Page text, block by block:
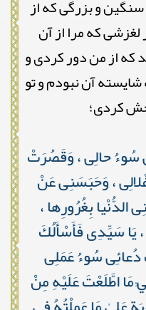
و بزرگی که از
که مرا از آن
که از من دور کردی و
آن نبودم و تو
کردی؛
سُوءُ حالِى ، وَقَصُرَتْ
، وَحَبَسَنِى عَنْ
بِغُرُورِها ،
يَا سَيِّدِى فَأَسْأَلُكَ
سُوءُ عَمَلِى
مَا اطَّلَعْتَ عَلَيْهِ مِنْ